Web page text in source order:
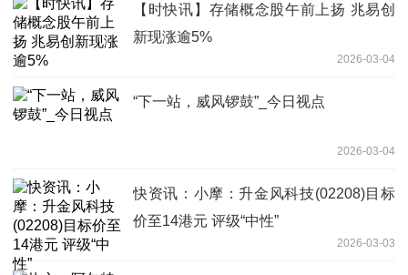
【时快讯】存储概念股午前上扬 兆易创
新现涨逾5%
2026-03-04
“下一站，威风锣鼓”_今日视点
2026-03-04
快资讯：小摩：升金风科技(02208)目标
价至14港元 评级“中性”
2026-03-03